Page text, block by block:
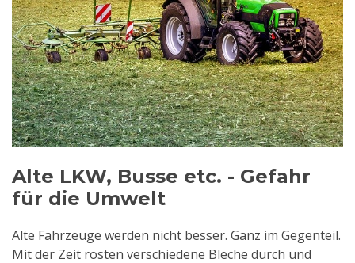
Alte LKW, Busse etc. - Gefahr
für die Umwelt
Alte Fahrzeuge werden nicht besser. Ganz im Gegenteil.
Mit der Zeit rosten verschiedene Bleche durch und